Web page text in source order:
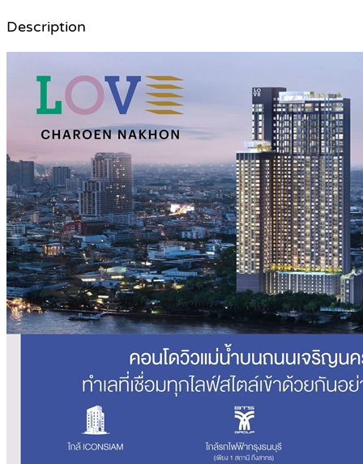
Description